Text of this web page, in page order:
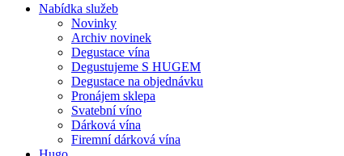
Nabídka služeb
Novinky
Archiv novinek
Degustace vína
Degustujeme S HUGEM
Degustace na objednávku
Pronájem sklepa
Svatební víno
Dárková vína
Firemní dárková vína